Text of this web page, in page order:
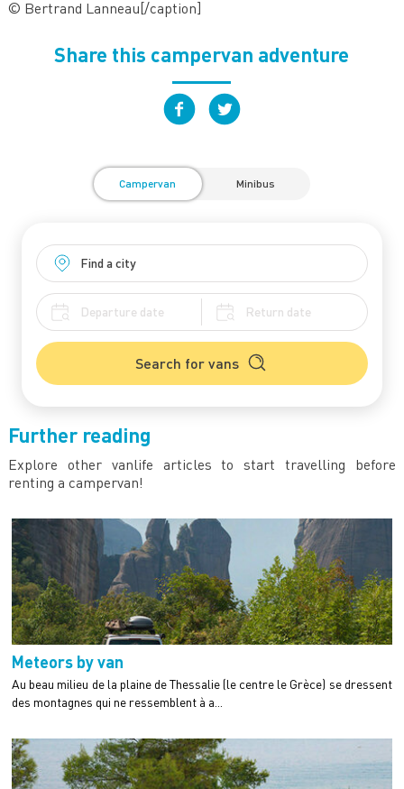
© Bertrand Lanneau[/caption]
Share this campervan adventure
Campervan Minibus
Search for vans
Further reading
Explore other vanlife articles to start travelling before
renting a campervan!
Meteors by van
Au beau milieu de la plaine de Thessalie (le centre le Grèce) se dressent
des montagnes qui ne ressemblent à a...